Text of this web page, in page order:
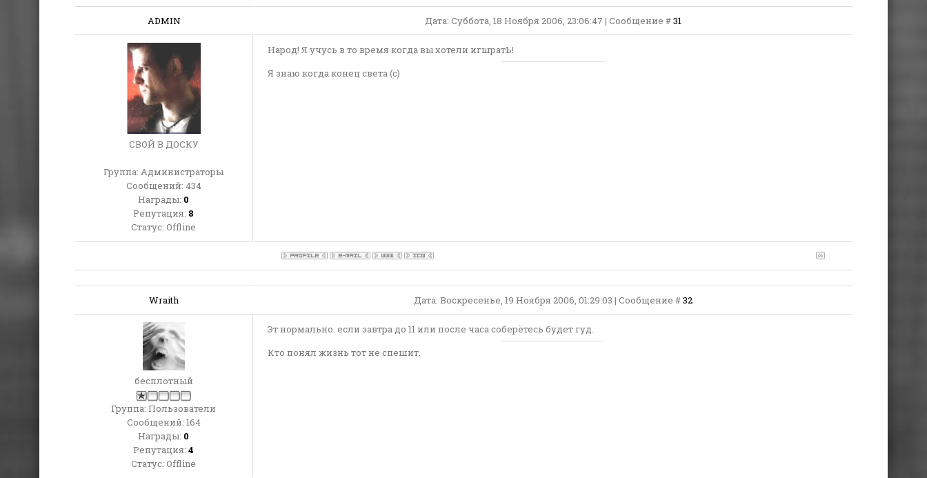
ADMIN Дата: Суббота, 18 Ноября 2006, 23:06:47 | Сообщение #31
СВОЙ В ДОСКУ
Группа: Администраторы
Сообщений: 434
Награды: 0
Репутация: 8
Статус: Offline
Народ! Я учусь в то время когда вы хотели игшратЬ!
Я знаю когда конец света (с)
Wraith Дата: Воскресенье, 19 Ноября 2006, 01:29:03 | Сообщение #32
бесплотный
Группа: Пользователи
Сообщений: 164
Награды: 0
Репутация: 4
Статус: Offline
Эт нормально. если завтра до 11 или после часа соберётесь будет гуд.
Кто понял жизнь тот не спешит.